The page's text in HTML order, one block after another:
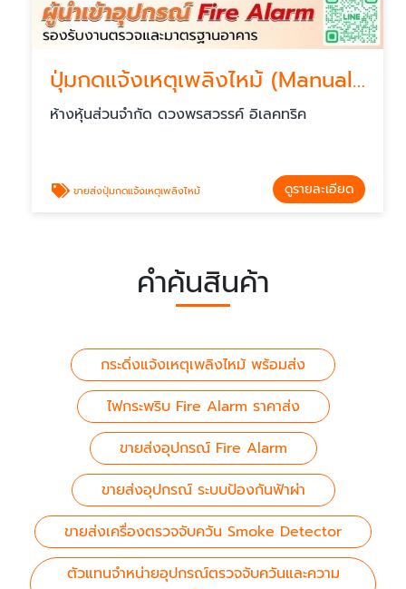
ปุ่มกดแจ้งเหตุเพลิงไหม้ (Manual Call Point) ราคาส่ง
ห้างหุ้นส่วนจำกัด ดวงพรสวรรค์ อิเลคทริค
ขายส่งปุ่มกดแจ้งเหตุเพลิงไหม้ ดูรายละเอียด
คำค้นสินค้า
กระดิ่งแจ้งเหตุเพลิงไหม้ พร้อมส่ง
ไฟกระพริบ Fire Alarm ราคาส่ง
ขายส่งอุปกรณ์ Fire Alarm
ขายส่งอุปกรณ์ ระบบป้องกันฟ้าผ่า
ขายส่งเครื่องตรวจจับควัน Smoke Detector
ตัวแทนจำหน่ายอุปกรณ์ตรวจจับควันและความ